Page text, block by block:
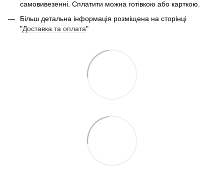
самовивезенні. Сплатити можна готівкою або карткою.
Більш детальна інформація розміщена на сторінці
"Доставка та оплата"